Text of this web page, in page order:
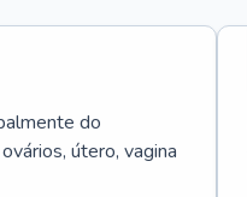
do
útero, vagina